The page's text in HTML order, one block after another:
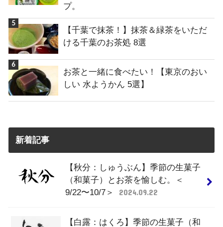
プ。
【千葉で抹茶！】抹茶＆緑茶をいただ
ける千葉のお茶処 8選
お茶と一緒に食べたい！【東京のおい
しい 水ようかん 5選】
新着記事
【秋分：しゅうぶん】季節の生菓子
（和菓子）とお茶を愉しむ。＜
9/22〜10/7＞
2024.09.22
【白露：はくろ】季節の生菓子（和